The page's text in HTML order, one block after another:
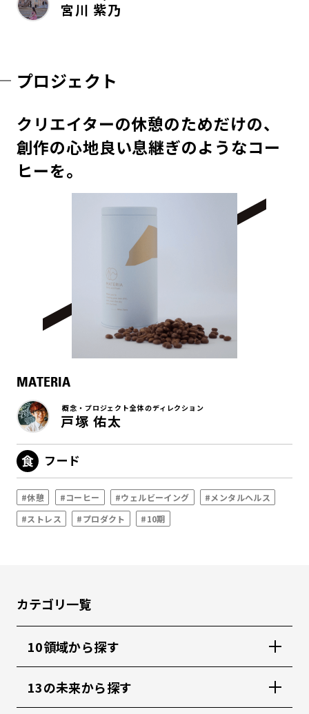
宮川 紫乃
プロジェクト
クリエイターの休憩のためだけの、
創作の心地良い息継ぎのようなコー
ヒーを。
MATERIA
概念・プロジェクト全体のディレクション
戸塚 佑太
フード
#休憩 #コーヒー #ウェルビーイング
#メンタルヘルス
#ストレス
#プロダクト #10期
カテゴリ一覧
10領域から探す
13の未来から探す